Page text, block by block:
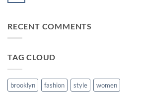
another
RECENT COMMENTS
TAG CLOUD
brooklyn fashion style women